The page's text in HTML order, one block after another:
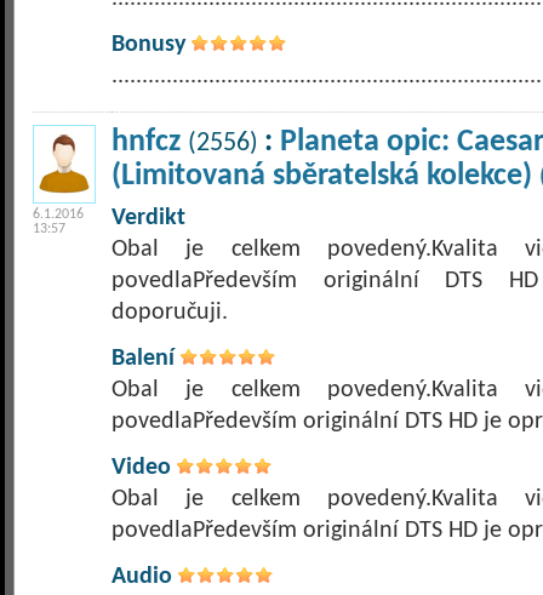
Bonusy
6.1.2016
13:57
hnfcz (2556) : Planeta opic:
(Limitovaná sběratelská kolekce)
Verdikt
Obal je celkem
povedlaPředevším originální DTS
doporučuji.
Balení
Obal je celkem
povedlaPředevším originální DTS HD je
Video
Obal je celkem
povedlaPředevším originální DTS HD je
Audio